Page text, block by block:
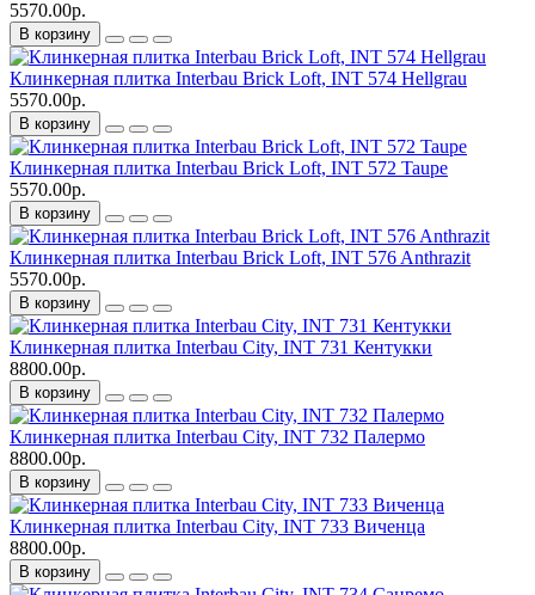
5570.00р.
В корзину
Клинкерная плитка Interbau Brick Loft, INT 574 Hellgrau
5570.00р.
В корзину
Клинкерная плитка Interbau Brick Loft, INT 572 Taupe
5570.00р.
В корзину
Клинкерная плитка Interbau Brick Loft, INT 576 Anthrazit
5570.00р.
В корзину
Клинкерная плитка Interbau City, INT 731 Кентукки
8800.00р.
В корзину
Клинкерная плитка Interbau City, INT 732 Палермо
8800.00р.
В корзину
Клинкерная плитка Interbau City, INT 733 Виченца
8800.00р.
В корзину